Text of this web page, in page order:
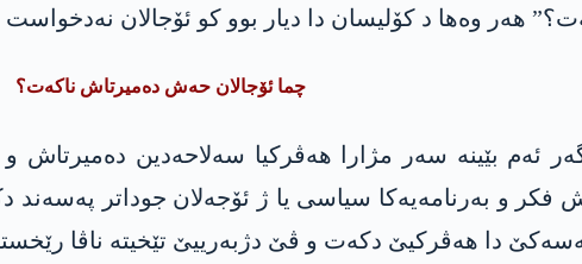
د کۆلیسان دا دیار بوو کو ئۆجالان نەدخواست بایدەمر د سالا 2015ێ دا
چما ئۆجالان حەش دەمیرتاش ناکەت؟
ئەم بێینە سەر مژارا ھەڤرکیا سەلاحەدین
فکر و بەرنامەیەکا سیاسی یا ژ ئۆجەلان جوداتر
دا ھەڤرکیێ دکەت و ڤێ دژبەرییێ تێخیتە ناڤا